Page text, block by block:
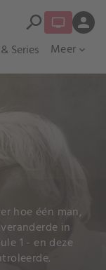
Series Meer expand_more
search person
hoe één man,
in
1 - en deze